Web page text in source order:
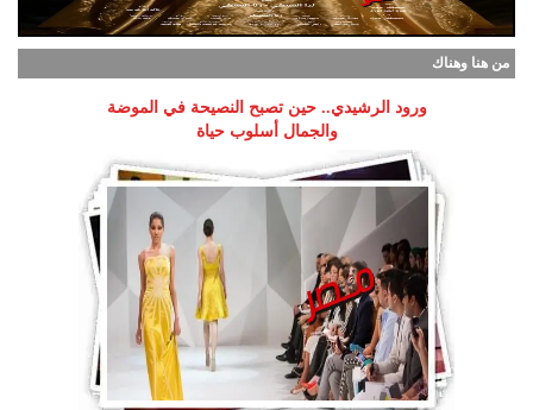
من هنا وهناك
ورود الرشيدي.. حين تصبح النصيحة في الموضة
والجمال أسلوب حياة